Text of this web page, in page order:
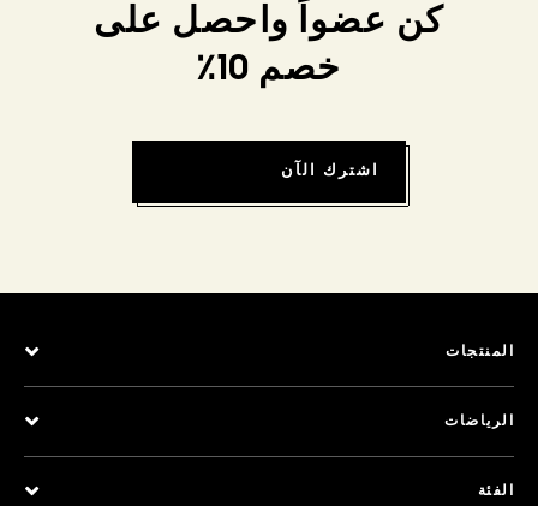
كن عضواً واحصل على
خصم 10٪
اشترك الآن
المنتجات
الرياضات
الفئة